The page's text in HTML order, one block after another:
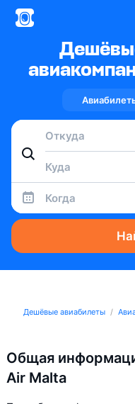
Когда
Дешёвые авиабилеты
Общая
Air Malta